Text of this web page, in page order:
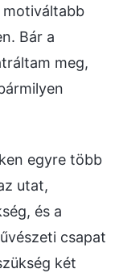
motiváltabb
Bár a
meg,
egyre több
utat,
és a
csapat
két